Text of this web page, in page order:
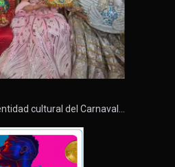
cultural del Carnaval…